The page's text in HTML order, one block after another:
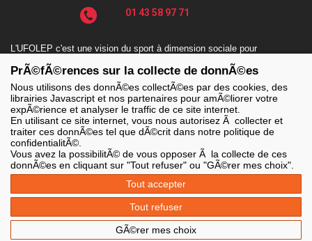
01 43 58 97 71
L'UFOLEP c'est une vision du sport à dimension sociale pour
handicap, le sport-durable avec des valeurs incontournables : la
solidarité, le fair-play, la laïcité et la citoyenneté.
LES SITES DE L'UFOLEP
> Grand public
> Extranet
> Ufoweb
> Communication Asso
> Inscriptions événements
> Secourisme Ufolep
PrÃ©fÃ©rences sur la collecte de donnÃ©es
Nous utilisons des donnÃ©es collectÃ©es par des cookies, des
librairies Javascript et nos partenaires pour amÃ©liorer votre
expÃ©rience et analyser le traffic de ce site internet.
En utilisant ce site internet, vous nous autorisez Ã collecter et
traiter ces donnÃ©es tel que dÃ©crit dans notre politique de
confidentialitÃ©.
Vous avez la possibilitÃ© de vous opposer Ã la collecte de ces
donnÃ©es en cliquant sur "Tout refuser" ou "GÃ©rer mes choix".
Tout accepter
Tout refuser
GÃ©rer mes choix